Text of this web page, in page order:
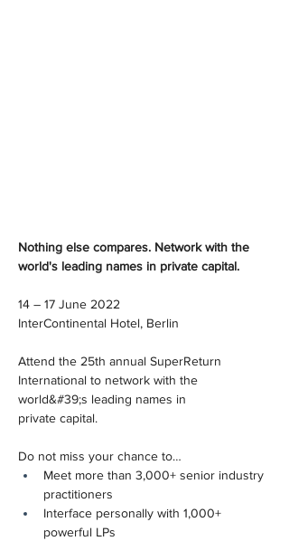
Nothing else compares. Network with the
world's leading names in private capital.
14 – 17 June 2022
InterContinental Hotel, Berlin
Attend the 25th annual SuperReturn
International to network with the
world&#39;s leading names in
private capital.
Do not miss your chance to…
Meet more than 3,000+ senior industry
practitioners
Interface personally with 1,000+
powerful LPs